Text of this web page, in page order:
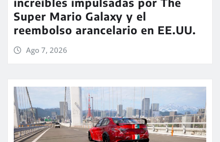
Super Mario Galaxy y el
reembolso arancelario en EE.UU.
Ago 7, 2026